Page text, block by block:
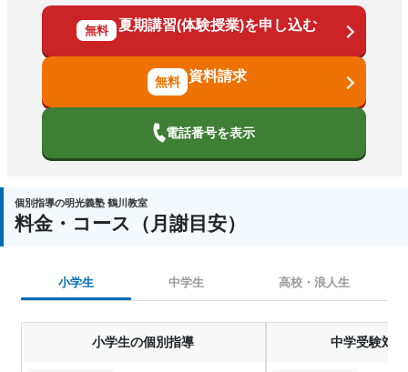
無料 夏期講習(体験授業)を申し込む
資料請求
電話番号を表示
個別指導の明光義塾 鶴川教室
料金・コース（月謝目安）
小学生 中学生 高校・浪人生
小学生の個別指導 中学受験対